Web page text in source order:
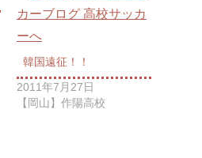
韓国遠征！！
2011年7月27日
【岡山】作陽高校